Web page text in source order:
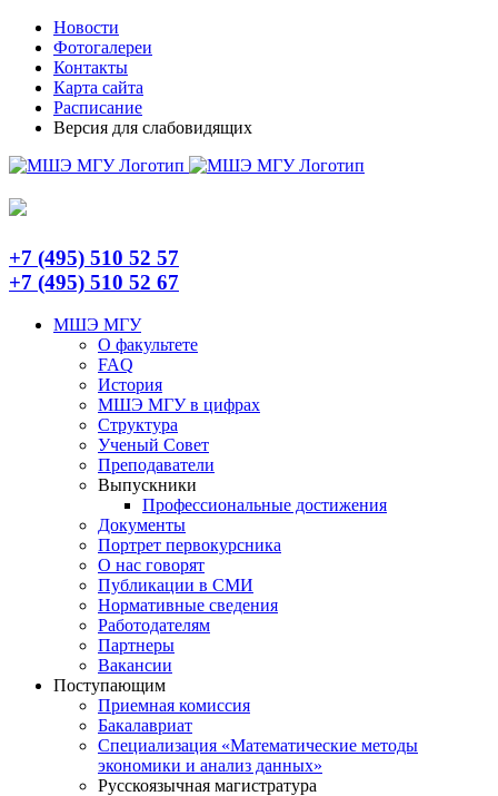
Skip
content
TelegramНовости
Фотогалереи
Контакты
Карта сайта
Расписание
Версия для слабовидящих
+7 (495) 510 52 57
+7 (495) 510 52 67
МШЭ МГУ
О факультете
FAQ
История
МШЭ МГУ в цифрах
Структура
Ученый Совет
Преподаватели
Выпускники
Профессиональные достижения
Документы
Портрет первокурсника
О нас говорят
Публикации в СМИ
Нормативные сведения
Работодателям
Партнеры
Вакансии
Поступающим
Приемная комиссия
Бакалавриат
Специализация «Математические методы
экономики и анализ данных»
Русскоязычная магистратура